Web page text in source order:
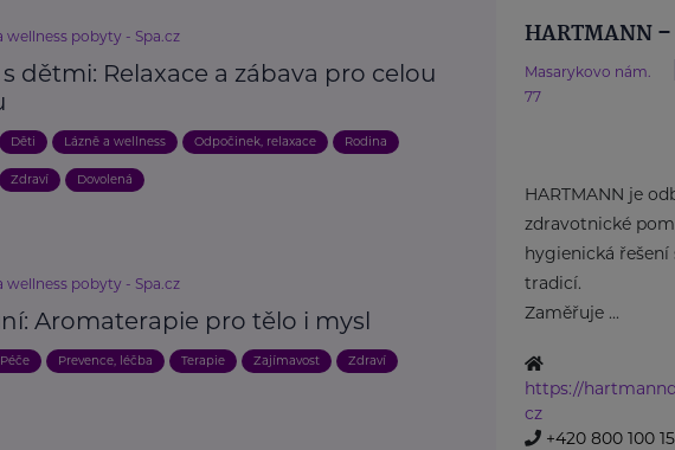
wellness pobyty - Spa.cz
dětmi: Relaxace a zábava pro celou
Děti Lázně a wellness Odpočinek, relaxace Rodina
Zdraví Dovolená
wellness pobyty - Spa.cz
Aromaterapie pro tělo i mysl
Péče Prevence, léčba Terapie Zajímavost Zdraví
HARTMANN –
Masarykovo nám.
77
HARTMANN je
zdravotnické
hygienická
tradicí.
Zaměřuje ...
https://
cz
+420 800 100